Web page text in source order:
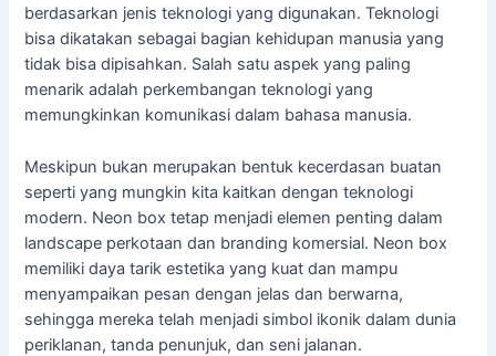
berdasarkan jenis teknologi yang digunakan. Teknologi
bisa dikatakan sebagai bagian kehidupan manusia yang
tidak bisa dipisahkan. Salah satu aspek yang paling
menarik adalah perkembangan teknologi yang
memungkinkan komunikasi dalam bahasa manusia.
Meskipun bukan merupakan bentuk kecerdasan buatan
seperti yang mungkin kita kaitkan dengan teknologi
modern. Neon box tetap menjadi elemen penting dalam
landscape perkotaan dan branding komersial. Neon box
memiliki daya tarik estetika yang kuat dan mampu
menyampaikan pesan dengan jelas dan berwarna,
sehingga mereka telah menjadi simbol ikonik dalam dunia
periklanan, tanda penunjuk, dan seni jalanan.